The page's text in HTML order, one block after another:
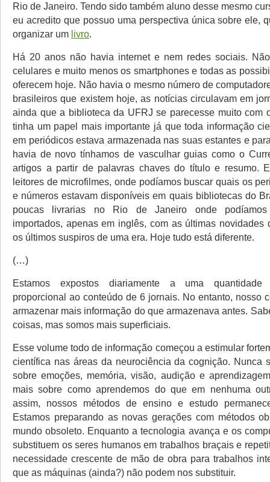
Rio de Janeiro. Tendo sido também aluno desse mesmo
eu acredito que possuo uma perspectiva única sobre ele,
organizar um livro.
Há 20 anos não havia internet e nem redes sociais.
celulares e muito menos os smartphones e todas as
oferecem hoje. Não havia o mesmo número de
brasileiros que existem hoje, as notícias circulavam em
ainda que a biblioteca da UFRJ se parecesse muito com
tinha um papel mais importante já que toda informação
em periódicos estava armazenada nas suas estantes e
havia de novo tínhamos de vasculhar guias como o
artigos a partir de palavras chaves do título e resumo.
leitores de microfilmes, onde podíamos buscar quais os
e números estavam disponíveis em quais bibliotecas do
poucas livrarias no Rio de Janeiro onde podíamos
importados, apenas em inglês, com as últimas novidades
os últimos suspiros de uma era. Hoje tudo está diferente.
(…)
Estamos expostos diariamente a uma quantidade
proporcional ao conteúdo de 6 jornais. No entanto, nosso
armazenar mais informação do que armazenava antes.
coisas, mas somos mais superficiais.
Esse volume todo de informação começou a estimular
científica nas áreas da neurociência da cognição. Nunca
sobre emoções, memória, visão, audição e
mais sobre como aprendemos do que em nenhuma
assim, nossos métodos de ensino e estudo
Estamos preparando as novas gerações com métodos
mundo obsoleto. Enquanto a tecnologia avança e os
substituem os seres humanos em trabalhos braçais e
necessidade crescente de mão de obra para trabalhos
que as máquinas (ainda?) não podem nos substituir.